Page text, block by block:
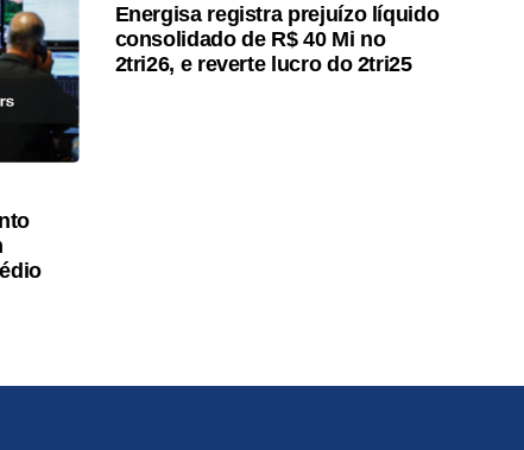
Energisa registra prejuízo líquido
consolidado de R$ 40 Mi no
2tri26, e reverte lucro do 2tri25